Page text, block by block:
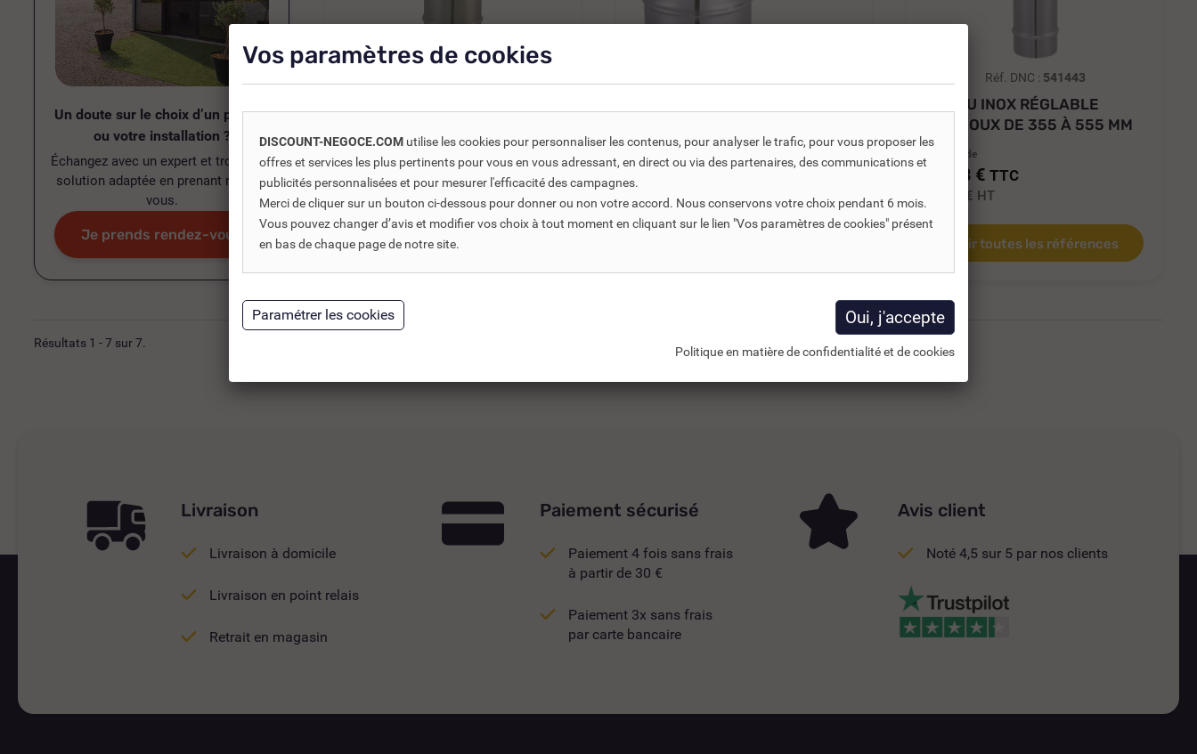
Un doute sur le choix d’un produit
ou votre installation ?
Échangez avec un expert et trouvez la
solution adaptée en prenant rendez-
vous.
Je prends rendez-vous
A partir de
34,46 € TTC
28,71 € HT
Voir toutes les références
A partir de
32,70 €
Réf. DNC : 541443
TUYAU INOX RÉGLABLE
JONCOUX DE 355 À 555 MM
A partir de
60,98 € TTC
50,82 € HT
Voir toutes les références
Résultats 1 - 7 sur 7.
Livraison
Livraison à domicile
Livraison en point relais
Retrait en magasin
Paiement sécurisé
Paiement 4 fois sans frais
à partir de 30 €
Paiement 3x sans frais
par carte bancaire
Avis client
Noté 4,5 sur 5 par nos clients
Vos paramètres de cookies
DISCOUNT-NEGOCE.COM utilise les cookies pour personnaliser les contenus, pour analyser le trafic, pour vous proposer les
offres et services les plus pertinents pour vous en vous adressant, en direct ou via des partenaires, des communications et
publicités personnalisées et pour mesurer l'efficacité des campagnes.
Merci de cliquer sur un bouton ci-dessous pour donner ou non votre accord. Nous conservons votre choix pendant 6 mois.
Vous pouvez changer d’avis et modifier vos choix à tout moment en cliquant sur le lien "Vos paramètres de cookies" présent
en bas de chaque page de notre site.
Politique en matière de confidentialité et de cookies